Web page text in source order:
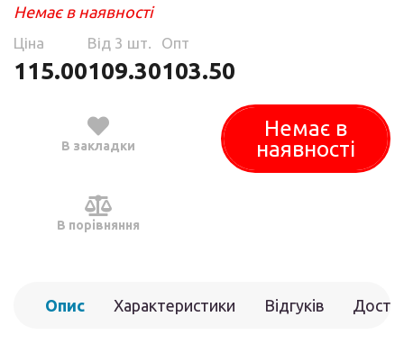
Немає в наявності
Ціна
115.00
Від 3 шт.
109.30
Опт
103.50
В закладки
В порівняння
Немає в
наявності
Опис Характеристики Відгуків